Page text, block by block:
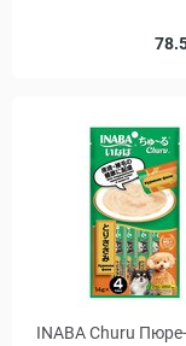
INABA Churu Пюре-